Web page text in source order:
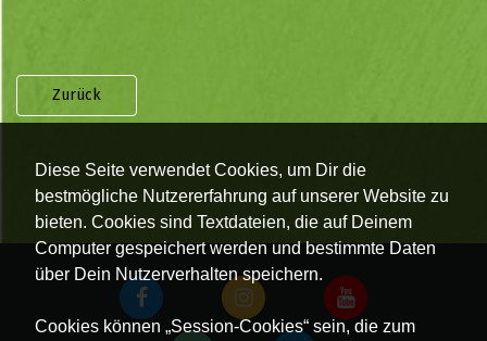
Diese Seite verwendet Cookies, um Dir die
bestmögliche Nutzererfahrung auf unserer Website zu
bieten. Cookies sind Textdateien, die auf Deinem
Computer gespeichert werden und bestimmte Daten
über Dein Nutzerverhalten speichern.
Cookies können „Session-Cookies“ sein, die zum
Zurück